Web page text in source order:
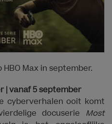
Max in september.
| vanaf 5 september
cyberverhalen ooit komt
docuserie Most